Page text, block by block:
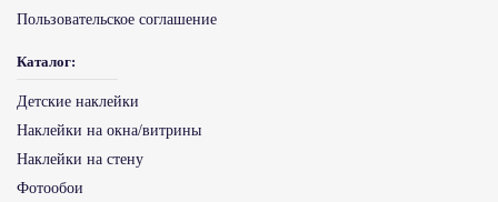
Пользовательское соглашение
Каталог:
Детские наклейки
Наклейки на окна/витрины
Наклейки на стену
Фотообои